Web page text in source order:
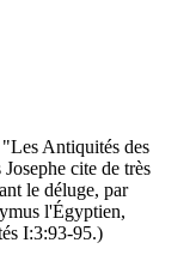
Antiquités des
cite de très
le déluge, par
l'Égyptien,
I:3:93-95.)